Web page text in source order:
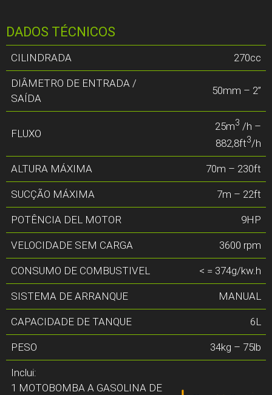
DADOS TÉCNICOS
CILINDRADA 270cc
DIÂMETRO DE ENTRADA /
SAÍDA
50mm – 2”
FLUXO
25m3 /h –
882,8ft3/h
ALTURA MÁXIMA 70m – 230ft
SUCÇÃO MÁXIMA 7m – 22ft
POTÊNCIA DEL MOTOR 9HP
VELOCIDADE SEM CARGA 3600 rpm
CONSUMO DE COMBUSTIVEL < = 374g/kw.h
SISTEMA DE ARRANQUE MANUAL
CAPACIDADE DE TANQUE 6L
PESO 34kg – 75lb
Inclui:
1 MOTOBOMBA A GASOLINA DE